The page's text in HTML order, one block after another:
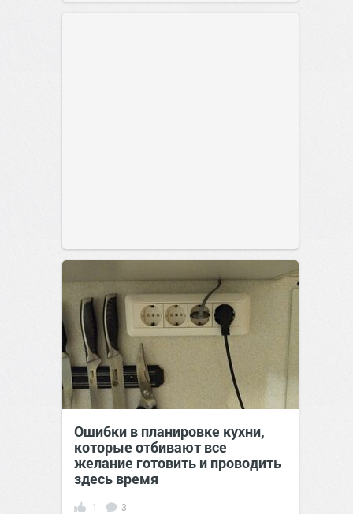
Ошибки в планировке кухни,
которые отбивают все
желание готовить и проводить
здесь время
-1 3